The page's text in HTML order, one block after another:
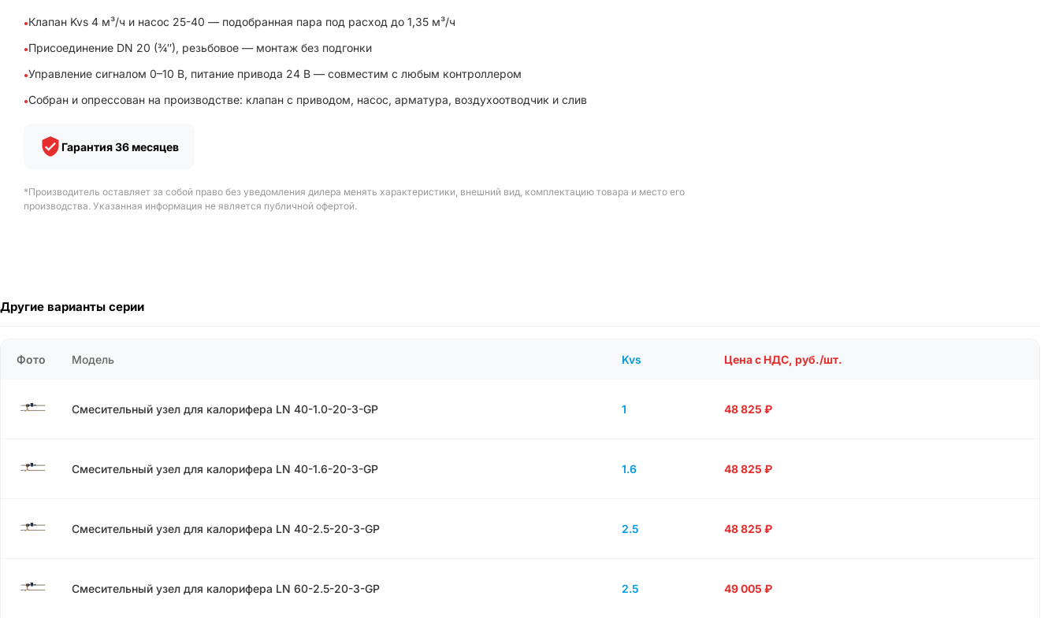
Клапан Kvs 4 м³/ч и насос 25-40 — подобранная пара под расход до 1,35 м³/ч
Присоединение DN 20 (¾″), резьбовое — монтаж без подгонки
Управление сигналом 0–10 В, питание привода 24 В — совместим с любым контроллером
Собран и опрессован на производстве: клапан с приводом, насос, арматура, воздухоотводчик и слив
Гарантия 36 месяцев
*Производитель оставляет за собой право без уведомления дилера менять характеристики, внешний вид, комплектацию товара и место его
производства. Указанная информация не является публичной офертой.
Другие варианты серии
Фото Модель Kvs Цена с НДС, руб./шт.
Смесительный узел для калорифера LN 40-1.0-20-3-GP 1 48 825 ₽
Смесительный узел для калорифера LN 40-1.6-20-3-GP 1.6 48 825 ₽
Смесительный узел для калорифера LN 40-2.5-20-3-GP 2.5 48 825 ₽
Смесительный узел для калорифера LN 60-2.5-20-3-GP 2.5 49 005 ₽